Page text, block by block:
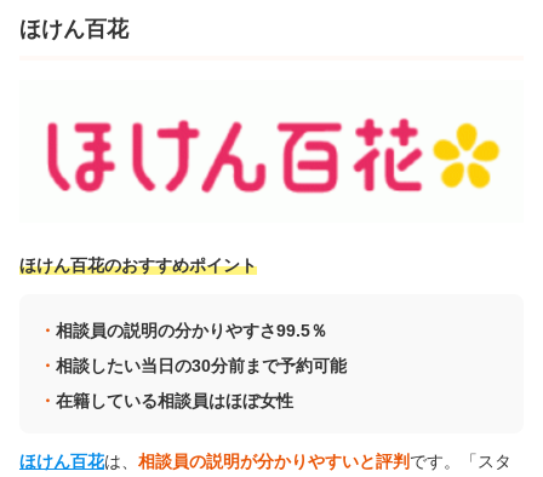
ほけん百花
ほけん百花のおすすめポイント
相談員の説明の分かりやすさ99.5％
相談したい当日の30分前まで予約可能
在籍している相談員はほぼ女性
ほけん百花は、 相談員の説明が分かりやすいと評判 です。「スタ